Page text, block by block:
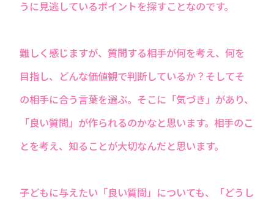
うに見逃しているポイントを探すことなのです。
難しく感じますが、質問する相手が何を考え、何を
目指し、どんな価値観で判断しているか？そしてそ
の相手に合う言葉を選ぶ。そこに「気づき」があり、
「良い質問」が作られるのかなと思います。相手のこ
とを考え、知ることが大切なんだと思います。
子どもに与えたい「良い質問」についても、「どうし